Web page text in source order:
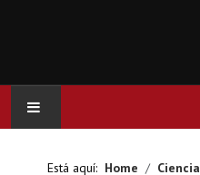
Está aquí: Home
Ciencia